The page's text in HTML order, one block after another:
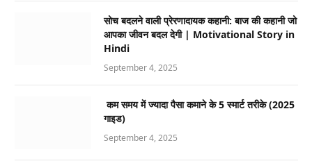
सोच बदलने वाली प्रेरणादायक कहानी: बाज की कहानी जो
आपका जीवन बदल देगी | Motivational Story in
Hindi
September 4, 2025
कम समय में ज्यादा पैसा कमाने के 5 स्मार्ट तरीके (2025
गाइड)
September 4, 2025